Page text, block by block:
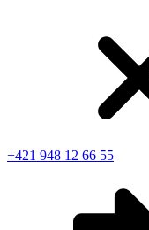
+421 948 12 66 55